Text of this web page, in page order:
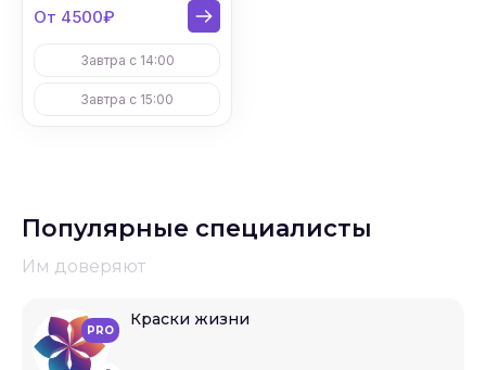
От 4500₽
Завтра с 14:00
Завтра с 15:00
Популярные специалисты
Им доверяют
PRO
Краски жизни